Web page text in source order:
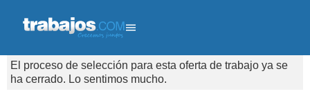
El proceso de selección para esta oferta de trabajo ya se
ha cerrado. Lo sentimos mucho.